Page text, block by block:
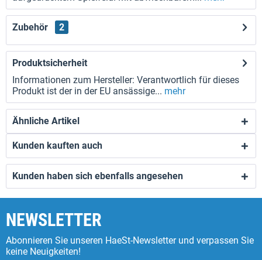
Zubehör 2
Produktsicherheit
Informationen zum Hersteller: Verantwortlich für dieses
Produkt ist der in der EU ansässige... mehr
Ähnliche Artikel
Kunden kauften auch
Kunden haben sich ebenfalls angesehen
NEWSLETTER
Abonnieren Sie unseren HaeSt-Newsletter und verpassen Sie
keine Neuigkeiten!